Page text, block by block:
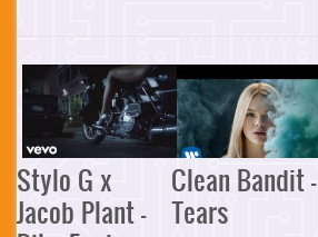
Stylo G x
Jacob Plant -
Clean Bandit -
Tears